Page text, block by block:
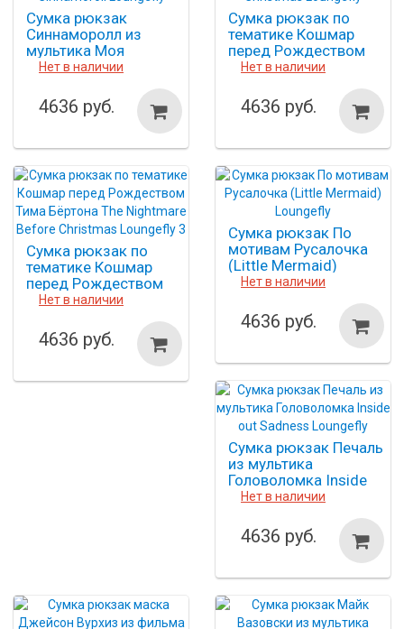
Сумка рюкзак
Синнаморолл из
мультика Моя
Мелодия друзья
Kitty Sanrio
Cinnamoroll Loungefly
Нет в наличии
4636 руб.
Сумка рюкзак по
тематике Кошмар
перед Рождеством
Тима Бёртона в картах
Before Christmas
Loungefly
Нет в наличии
4636 руб.
Сумка рюкзак по
тематике Кошмар
перед Рождеством
Тима Бёртона The
Christmas Loungefly 3
Нет в наличии
4636 руб.
Сумка рюкзак По
мотивам Русалочка
(Little Mermaid)
Loungefly
Нет в наличии
4636 руб.
Сумка рюкзак Печаль
из мультика
Головоломка Inside
out Sadness Loungefly
Нет в наличии
4636 руб.